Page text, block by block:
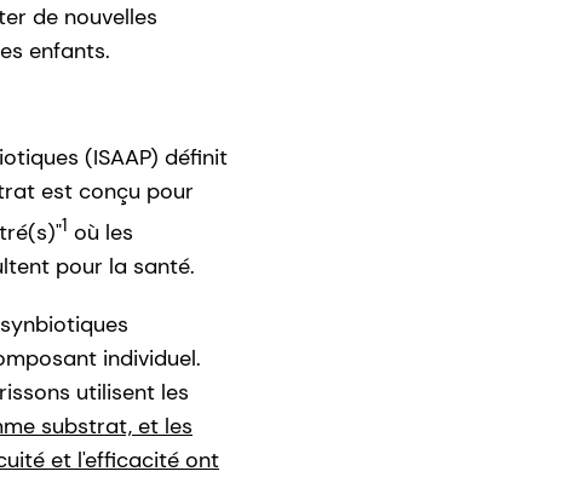
de nouvelles
enfants.
(ISAAP) définit
est conçu pour
1 où les
pour la santé.
individuel.
utilisent les
substrat, et les
et l'efficacité ont